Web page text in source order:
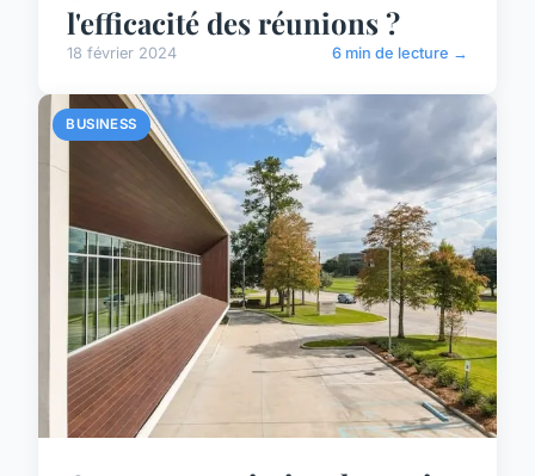
l'efficacité des réunions ?
18 février 2024 6 min de lecture →
BUSINESS